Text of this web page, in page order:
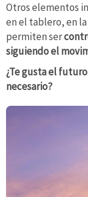
Otros elementos
en el tablero, en
permiten ser
siguiendo el
¿Te gusta el
necesario?